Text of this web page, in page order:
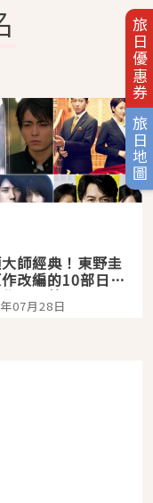
旅日優惠券
旅日地圖
師經典！東野圭
改編的10部日本
作品推薦
07月28日